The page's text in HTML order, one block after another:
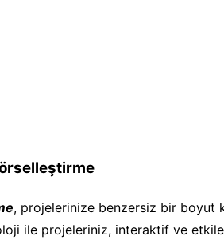
, projelerinize benzersiz bir boyut
ile projeleriniz, interaktif ve